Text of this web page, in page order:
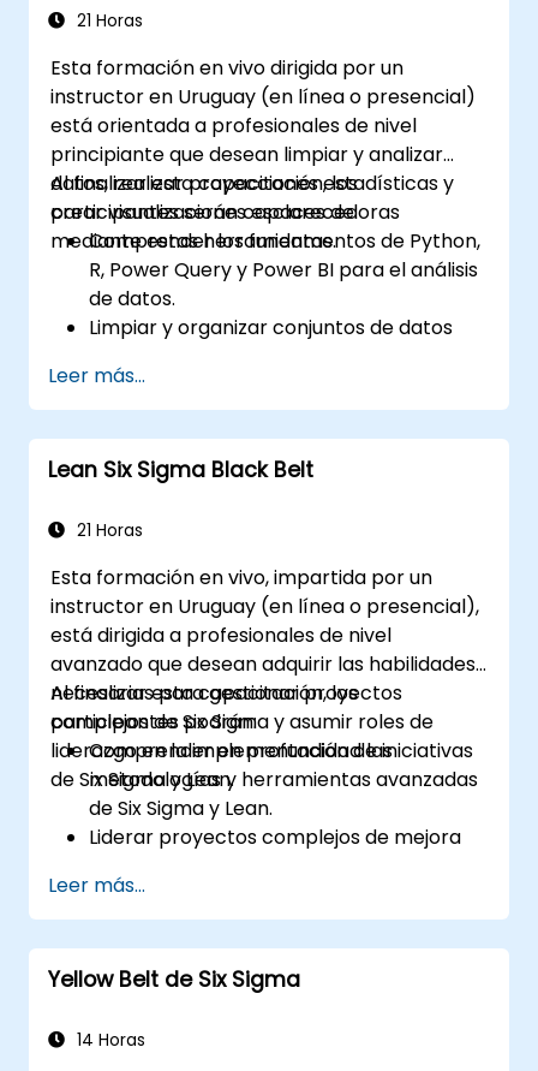
21 Horas
Esta formación en vivo dirigida por un
instructor en Uruguay (en línea o presencial)
está orientada a profesionales de nivel
principiante que desean limpiar y analizar
datos, realizar proyecciones estadísticas y
crear visualizaciones esclarecedoras
mediante estas herramientas.
Al finalizar esta capacitación, los
participantes serán capaces de:
Comprender los fundamentos de Python,
R, Power Query y Power BI para el análisis
de datos.
Limpiar y organizar conjuntos de datos
Ejecutar análisis estadísticos y
proyecciones con R.
Crear paneles de control y reportes
profesionales con Power BI.
múltiples fuentes de manera eficaz.
Leer más...
Lean Six Sigma Black Belt
21 Horas
Esta formación en vivo, impartida por un
instructor en Uruguay (en línea o presencial),
está dirigida a profesionales de nivel
avanzado que desean adquirir las habilidades
necesarias para gestionar proyectos
complejos de Six Sigma y asumir roles de
liderazgo en la implementación de iniciativas
de Six Sigma y Lean.
Al finalizar esta capacitación, los
participantes podrán:
Comprender en profundidad las
metodologías y herramientas avanzadas
de Six Sigma y Lean.
Liderar proyectos complejos de mejora
estrategia organizacional.
Realizar análisis estadísticos complejos y
tomar decisiones basadas en datos.
Liderar eficazmente iniciativas de cambio
continua.
Leer más...
Yellow Belt de Six Sigma
14 Horas